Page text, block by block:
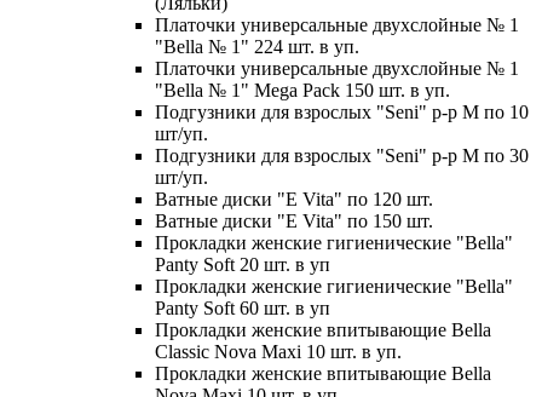
Платочки универсальные двухслойные № 1
"Bella № 1" 224 шт. в уп.
Платочки универсальные двухслойные № 1
"Bella № 1" Mega Pack 150 шт. в уп.
Подгузники для взрослых "Seni" р-р М по 10
шт/уп.
Подгузники для взрослых "Seni" р-р М по 30
шт/уп.
Ватные диски "E Vita" по 120 шт.
Ватные диски "E Vita" по 150 шт.
Прокладки женские гигиенические "Bella"
Panty Soft 20 шт. в уп
Прокладки женские гигиенические "Bella"
Panty Soft 60 шт. в уп
Прокладки женские впитывающие Bella
Classic Nova Maxi 10 шт. в уп.
Прокладки женские впитывающие Bella